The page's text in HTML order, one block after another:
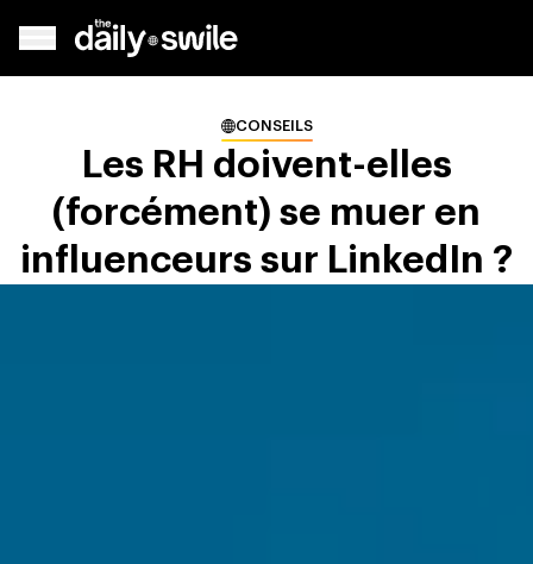
CONSEILS
Les RH doivent-elles
(forcément) se muer en
influenceurs sur LinkedIn ?